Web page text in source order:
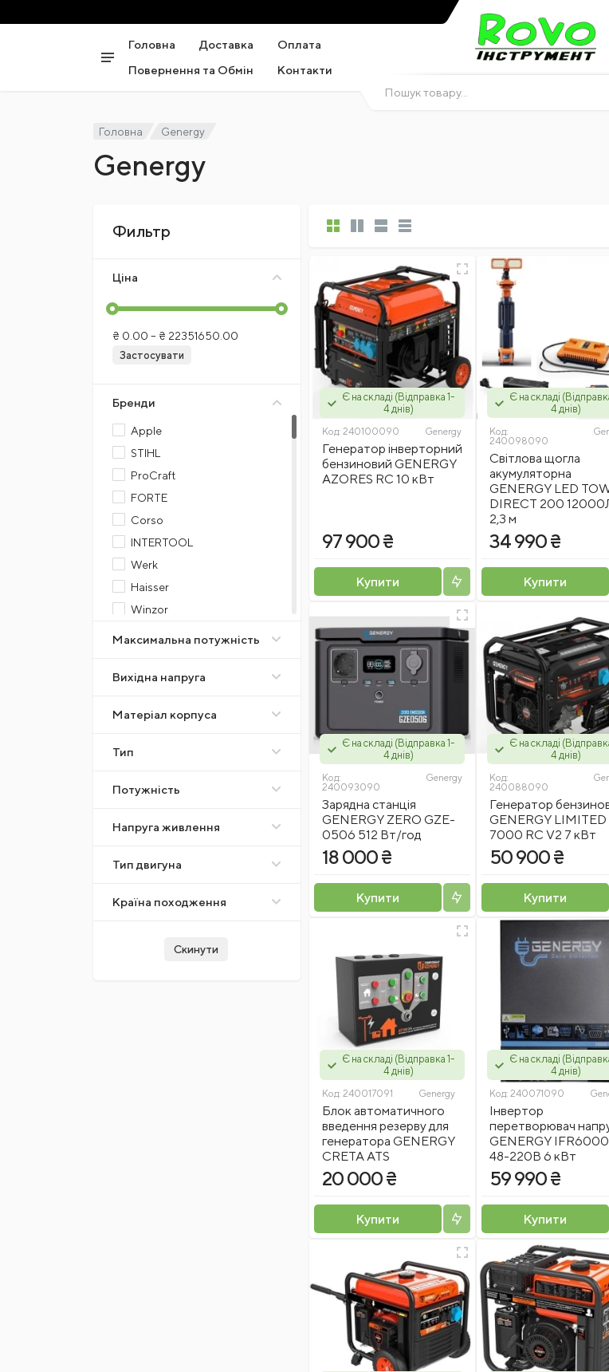
Головна Доставка
Оплата
Повернення та Обмін
Контакти
Головна Genergy
Genergy
Фильтр
Ціна
₴ 0.00 – ₴ 22351650.00
Застосувати
Бренди
Apple
STIHL
ProCraft
FORTE
Corso
INTERTOOL
Werk
Haisser
Winzor
Hans
Videx
Nowa
Polystar Abrasiv
S&R
Максимальна потужність
Вихідна напруга
Матеріал корпуса
Тип
Потужність
Напруга живлення
Тип двигуна
Країна походження
Скинути
Є на складі (Відправка 1-
4 днів)
Код: 240100090 Genergy
Генератор інверторний
бензиновий GENERGY
AZORES RC 10 кВт
97 900 ₴
Купити
Є на складі
4 днів)
Код:
240098090
Світлова щогла
акумуляторна
GENERGY LED
DIRECT 200
2,3 м
34 990 ₴
Купити
Є на складі (Відправка 1-
4 днів)
Код:
240093090
Genergy
Зарядна станція
GENERGY ZERO GZE-
0506 512 Вт/год
18 000 ₴
Купити
Є на складі
4 днів)
Код:
240088090
Генератор
GENERGY LIMITED
7000 RC V2 7 кВт
50 900 ₴
Купити
Є на складі (Відправка 1-
4 днів)
Код: 240017091 Genergy
Блок автоматичного
введення резерву для
генератора GENERGY
CRETA ATS
20 000 ₴
Купити
Є на складі
4 днів)
Код: 240071090
Інвертор
перетворювач
GENERGY
48-220В 6 кВт
59 990 ₴
Купити